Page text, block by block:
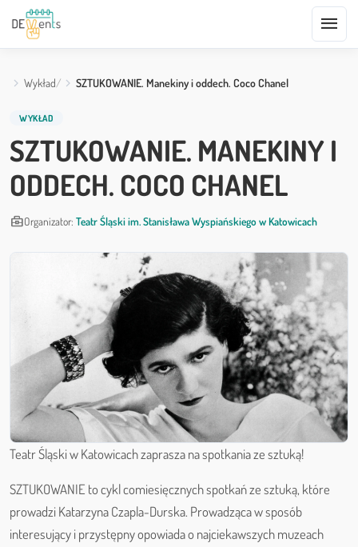
menu
Wykład SZTUKOWANIE. Manekiny i oddech. Coco Chanel
WYKŁAD
SZTUKOWANIE. MANEKINY I
ODDECH. COCO CHANEL
business_centerOrganizator: Teatr Śląski im. Stanisława Wyspiańskiego w Katowicach
Teatr Śląski w Katowicach zaprasza na spotkania ze sztuką!
SZTUKOWANIE to cykl comiesięcznych spotkań ze sztuką, które
prowadzi Katarzyna Czapla-Durska. Prowadząca w sposób
interesujący i przystępny opowiada o najciekawszych muzeach